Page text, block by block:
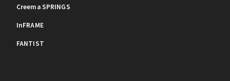
Creema SPRINGS
InFRAME
FANTIST